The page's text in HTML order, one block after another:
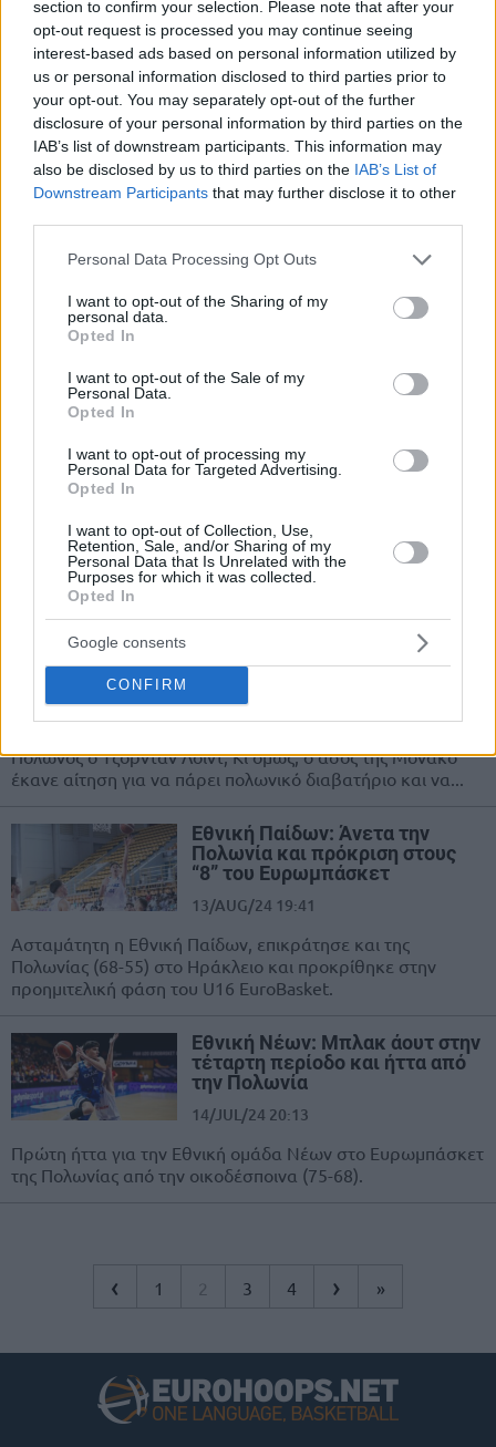
section to confirm your selection. Please note that after your
opt-out request is processed you may continue seeing
interest-based ads based on personal information utilized by
us or personal information disclosed to third parties prior to
your opt-out. You may separately opt-out of the further
disclosure of your personal information by third parties on the
IAB’s list of downstream participants. This information may
also be disclosed by us to third parties on the IAB’s List of
Downstream Participants that may further disclose it to other
Please note that this website/app uses one or more Google
not limited to your visit or usage behaviour. You may click to
grant or deny consent to Google and its third-party tags to
use your data for below specified purposes in below Google
consent section.
Personal Data Processing Opt Outs
I want to opt-out of the Sharing of my
personal data.
Opted In
I want to opt-out of the Sale of my
Personal Data.
Opted In
I want to opt-out of processing my
Personal Data for Targeted Advertising.
Opted In
I want to opt-out of Collection, Use,
Retention, Sale, and/or Sharing of my
Personal Data that Is Unrelated with the
Purposes for which it was collected.
Opted In
Google consents
CONFIRM
Εθνική Νέων Ανδρών: Με
κορυφαίο Σαμοντούροβ άνετη
φιλική νίκη επί της Πολωνίας
15/JUN/25 20:43
Ο Αλέξανδρος Σαμοντούροβ του Παναθηναϊκού πέτυχε 23
πόντους στη φιλική νίκη της Εθνικής Νέων Ανδρών στην
Πολωνία (72-91) στο...
Πολωνία: Πιάστηκαν στα χέρια
Ένας… χαμός έγινε στο τέλος
Ρέμον Νέλσον να υψώνει τις...
Σλασκ Βρότσλαβ
Ο Άρης Λυκογιάννης συμφώνησε να
αναλάβει τον πάγκο της Σλασκ
Βρότσλαβ και θα συνεχίσει την
Λόιντ: Παίρνει πολωνικό
διαβατήριο ενόψει του
22/FEB/25 13:00
Πολωνός ο Τζόρνταν Λόιντ; Κι όμως, ο άσος της Μονακό
έκανε αίτηση για να πάρει πολωνικό διαβατήριο και να...
Εθνική Παίδων: Άνετα την
Πολωνία και πρόκριση στους
“8” του Ευρωμπάσκετ
13/AUG/24 19:41
Ασταμάτητη η Εθνική Παίδων, επικράτησε και της
Πολωνίας (68-55) στο Ηράκλειο και προκρίθηκε στην
προημιτελική φάση του U16 EuroBasket.
Εθνική Νέων: Μπλακ άουτ στην
τέταρτη περίοδο και ήττα από
την Πολωνία
14/JUL/24 20:13
Πρώτη ήττα για την Εθνική ομάδα Νέων στο Ευρωμπάσκετ
της Πολωνίας από την οικοδέσποινα (75-68).
‹ 1 2 3 4 › »